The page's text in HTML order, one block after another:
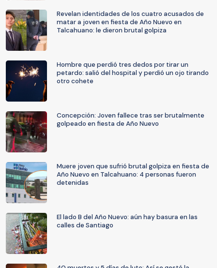
Revelan identidades de los cuatro acusados de
matar a joven en fiesta de Año Nuevo en
Talcahuano: le dieron brutal golpiza
Hombre que perdió tres dedos por tirar un
petardo: salió del hospital y perdió un ojo tirando
otro cohete
Concepción: Joven fallece tras ser brutalmente
golpeado en fiesta de Año Nuevo
Muere joven que sufrió brutal golpiza en fiesta de
Año Nuevo en Talcahuano: 4 personas fueron
detenidas
El lado B del Año Nuevo: aún hay basura en las
calles de Santiago